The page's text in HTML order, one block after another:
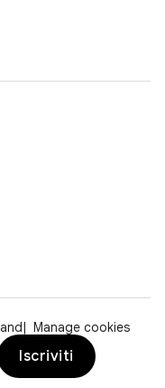
Manage cookies
Iscriviti